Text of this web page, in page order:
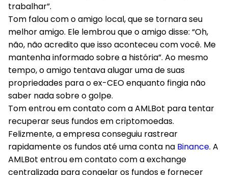
trabalhar”.
Tom falou com o amigo local, que se tornara seu
melhor amigo. Ele lembrou que o amigo disse: “Oh,
não, não acredito que isso aconteceu com você. Me
mantenha informado sobre a história”. Ao mesmo
tempo, o amigo tentava alugar uma de suas
propriedades para o ex-CEO enquanto fingia não
saber nada sobre o golpe.
Tom entrou em contato com a AMLBot para tentar
recuperar seus fundos em criptomoedas.
Felizmente, a empresa conseguiu rastrear
rapidamente os fundos até uma conta na Binance. A
AMLBot entrou em contato com a exchange
centralizada para congelar os fundos e fornecer